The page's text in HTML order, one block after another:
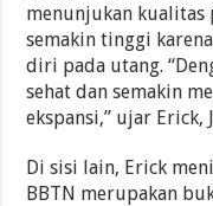
menunjukan kualitas
semakin tinggi
diri pada utang.
sehat dan semakin
ekspansi,” ujar Erick,
Di sisi lain, Erick
BBTN merupakan